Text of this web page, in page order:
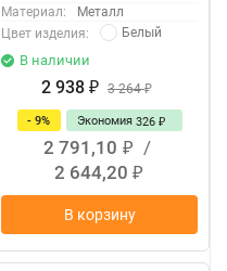
Материал:
Металл
Цвет изделия:
Белый
В наличии
2 938 ₽ 3 264₽
- 9% Экономия 326 ₽
2 791,10 ₽
/
2 644,20 ₽
В корзину